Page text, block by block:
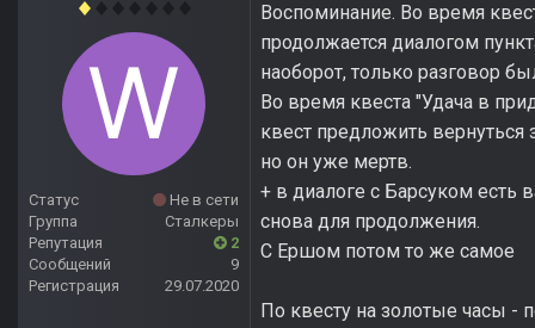
Статус
Не в сети
Группа
Сталкеры
Репутация
2
Сообщений
9
Регистрация
29.07.2020
Воспоминание. Во время
продолжается диалогом
наоборот, только разговор
Во время квеста "Удача в
квест предложить вернуться
но он уже мертв.
+ в диалоге с Барсуком есть
снова для продолжения.
С Ершом потом то же самое
По квесту на золотые часы -